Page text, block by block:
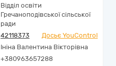
Відділ освіти
Гречаноподівської сільської
ради
42118373
Досьє YouControl
Ініна Валентина Вікторівна
+380963657288